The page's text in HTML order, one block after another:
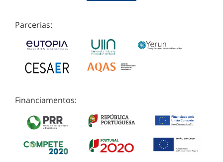
Parcerias:
Financiamentos: